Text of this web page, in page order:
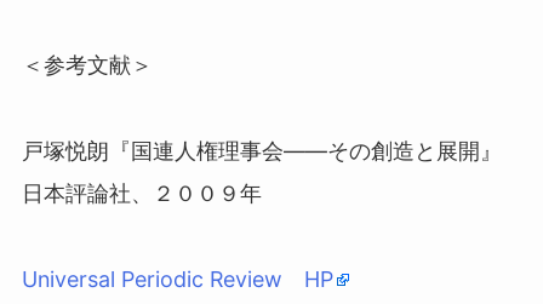
＜参考文献＞
戸塚悦朗『国連人権理事会――その創造と展開』
日本評論社、２００９年
Universal Periodic Review HP